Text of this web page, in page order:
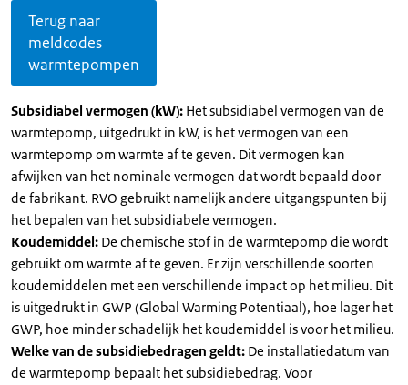
Terug naar
meldcodes
warmtepompen
Subsidiabel vermogen (kW): Het subsidiabel vermogen van de
warmtepomp, uitgedrukt in kW, is het vermogen van een
warmtepomp om warmte af te geven. Dit vermogen kan
afwijken van het nominale vermogen dat wordt bepaald door
de fabrikant. RVO gebruikt namelijk andere uitgangspunten bij
het bepalen van het subsidiabele vermogen.
Koudemiddel: De chemische stof in de warmtepomp die wordt
gebruikt om warmte af te geven. Er zijn verschillende soorten
koudemiddelen met een verschillende impact op het milieu. Dit
is uitgedrukt in GWP (Global Warming Potentiaal), hoe lager het
GWP, hoe minder schadelijk het koudemiddel is voor het milieu.
Welke van de subsidiebedragen geldt: De installatiedatum van
de warmtepomp bepaalt het subsidiebedrag. Voor